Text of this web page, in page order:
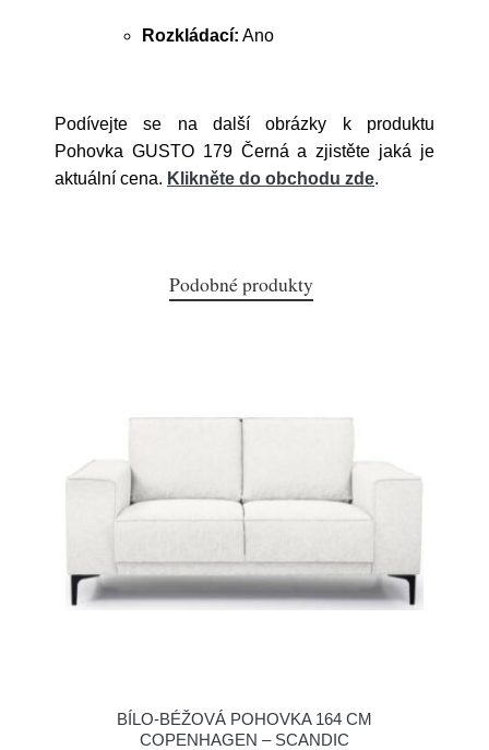
Rozkládací: Ano
Podívejte se na další obrázky k produktu
Pohovka GUSTO 179 Černá a zjistěte jaká je
aktuální cena. Klikněte do obchodu zde.
Podobné produkty
BÍLO-BÉŽOVÁ POHOVKA 164 CM
COPENHAGEN – SCANDIC